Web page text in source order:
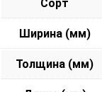
Сорт
Ширина (мм)
Толщина (мм)